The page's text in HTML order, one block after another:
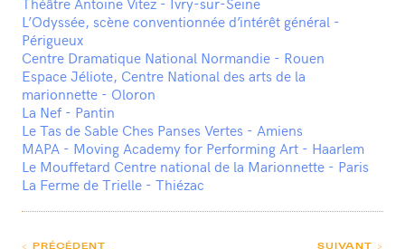
L’Odyssée, scène conventionnée d’intérêt général -
Périgueux
Centre Dramatique National Normandie - Rouen
Espace Jéliote, Centre National des arts de la
marionnette - Oloron
La Nef - Pantin
Le Tas de Sable Ches Panses Vertes - Amiens
MAPA - Moving Academy for Performing Art - Haarlem
Le Mouffetard Centre national de la Marionnette - Paris
La Ferme de Trielle - Thiézac